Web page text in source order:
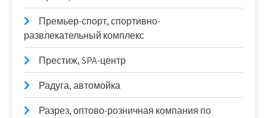
Премьер-спорт, спортивно-
развлекательный комплекс
Престиж, SPA-центр
Радуга, автомойка
Разрез, оптово-розничная компания по